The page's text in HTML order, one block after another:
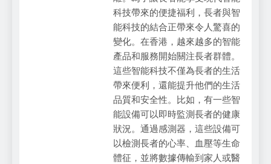
科技帶來的便捷福利，長者與智
能科技的結合正帶來令人驚喜的
變化。在香港，越來越多的智能
產品和服務開始關注長者群體。
這些智能科技不僅為長者的生活
帶來便利，還能提升他們的生活
品質和安全性。比如，有一些智
能設備可以即時監測長者的健康
狀況。通過感測器，這些設備可
以檢測長者的心率、血壓等生命
體征，並將數據傳輸到家人或醫